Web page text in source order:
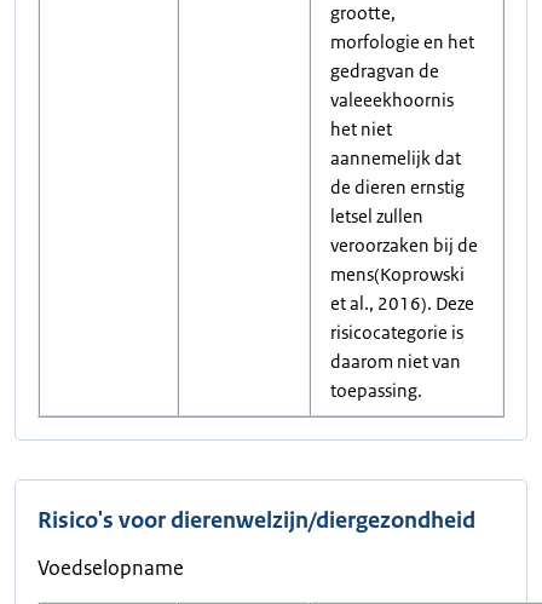
grootte,
morfologie en het
gedragvan de
valeeekhoornis
het niet
aannemelijk dat
de dieren ernstig
letsel zullen
veroorzaken bij de
mens(Koprowski
et al., 2016). Deze
risicocategorie is
daarom niet van
toepassing.
Risico's voor dierenwelzijn/diergezondheid
Voedselopname